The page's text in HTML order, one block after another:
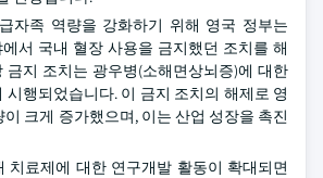
자족 역량을 강화하기 위해 영국 정부는
에서 국내 혈장 사용을 금지했던 조치를 해
금지 조치는 광우병(소해면상뇌증)에 대한
시행되었습니다. 이 금지 조치의 해제로 영
이 크게 증가했으며, 이는 산업 성장을 촉진
치료제에 대한 연구개발 활동이 확대되면